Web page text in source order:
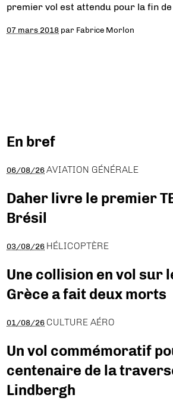
premier vol est attendu pour la fin de
07 mars 2018 par Fabrice Morlon
En bref
06/08/26 AVIATION GÉNÉRALE
Daher livre le premier
Brésil
03/08/26 HÉLICOPTÈRE
Une collision en vol sur
Grèce a fait deux morts
01/08/26 CULTURE AÉRO
Un vol commémoratif
centenaire de la
Lindbergh